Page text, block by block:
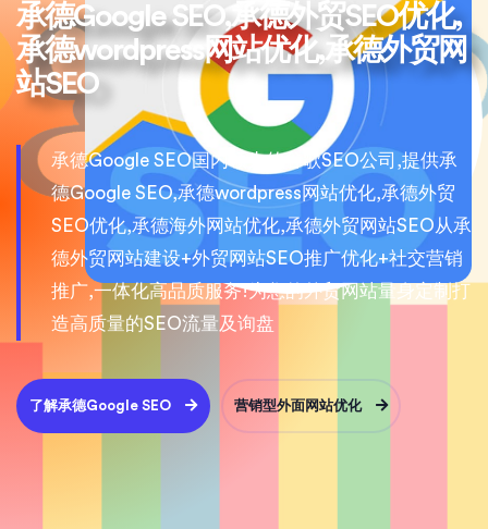
承德Google SEO,承德外贸SEO优化,
承德wordpress网站优化,承德外贸网
站SEO
承德Google SEO国内领先的谷歌SEO公司,提供承
德Google SEO,承德wordpress网站优化,承德外贸
SEO优化,承德海外网站优化,承德外贸网站SEO从承
德外贸网站建设+外贸网站SEO推广优化+社交营销
推广,一体化高品质服务!为您的外贸网站量身定制打
造高质量的SEO流量及询盘
了解承德Google SEO 营销型外面网站优化